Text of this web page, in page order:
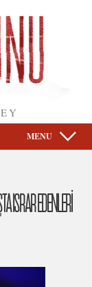
MENU
ISRAR EDENLERİ